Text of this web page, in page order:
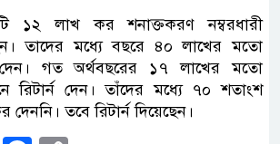
১২ লাখ কর শনাক্তকরণ নম্বরধারী
তাদের মধ্যে বছরে ৪০ লাখের মতো
দেন। গত অর্থবছরের ১৭ লাখের মতো
রিটার্ন দেন। তাঁদের মধ্যে ৭০ শতাংশ
তবে রিটার্ন দিয়েছেন।